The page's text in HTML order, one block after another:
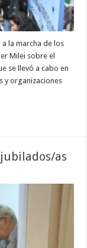
la marcha de los
Milei sobre el
se llevó a cabo en
y organizaciones
as